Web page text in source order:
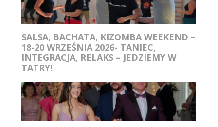
SALSA, BACHATA, KIZOMBA WEEKEND –
18-20 WRZEŚNIA 2026- TANIEC,
INTEGRACJA, RELAKS – JEDZIEMY W
TATRY!